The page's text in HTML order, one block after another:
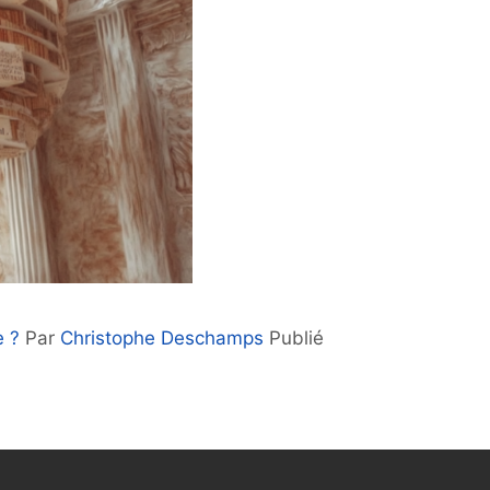
? Par Christophe Deschamps Publié